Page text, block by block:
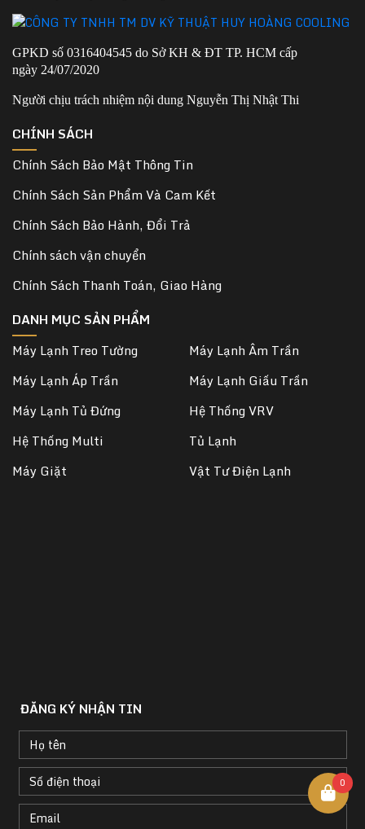
GPKD số 0316404545 do Sở KH & ĐT TP. HCM cấp
ngày 24/07/2020
Người chịu trách nhiệm nội dung Nguyễn Thị Nhật Thi
CHÍNH SÁCH
Chính Sách Bảo Mật Thông Tin
Chính Sách Sản Phẩm Và Cam Kết
Chính Sách Bảo Hành, Đổi Trả
Chính sách vận chuyển
Chính Sách Thanh Toán, Giao Hàng
DANH MỤC SẢN PHẨM
Máy Lạnh Treo Tường
Máy Lạnh Âm Trần
Máy Lạnh Áp Trần
Máy Lạnh Giấu Trần
Máy Lạnh Tủ Đứng
Hệ Thống VRV
Hệ Thống Multi
Tủ Lạnh
Máy Giặt
Vật Tư Điện Lạnh
ĐĂNG KÝ NHẬN TIN
0